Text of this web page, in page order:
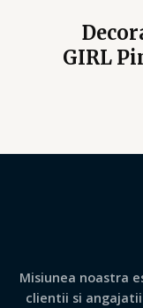
GIRL
Misiunea noastra
clientii si